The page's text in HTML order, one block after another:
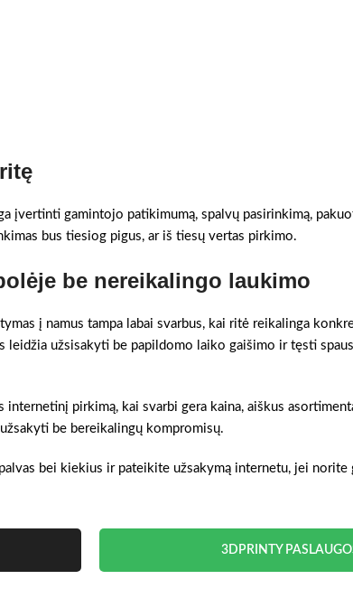
įvertinti gamintojo patikimumą, spalvų pasirinkimą,
bus tiesiog pigus, ar iš tiesų vertas pirkimo.
be nereikalingo laukimo
į namus tampa labai svarbus, kai ritė reikalinga
užsisakyti be papildomo laiko gaišimo ir tęsti
pirkimą, kai svarbi gera kaina, aiškus
be bereikalingų kompromisų.
bei kiekius ir pateikite užsakymą internetu, jei
3DPRINTY